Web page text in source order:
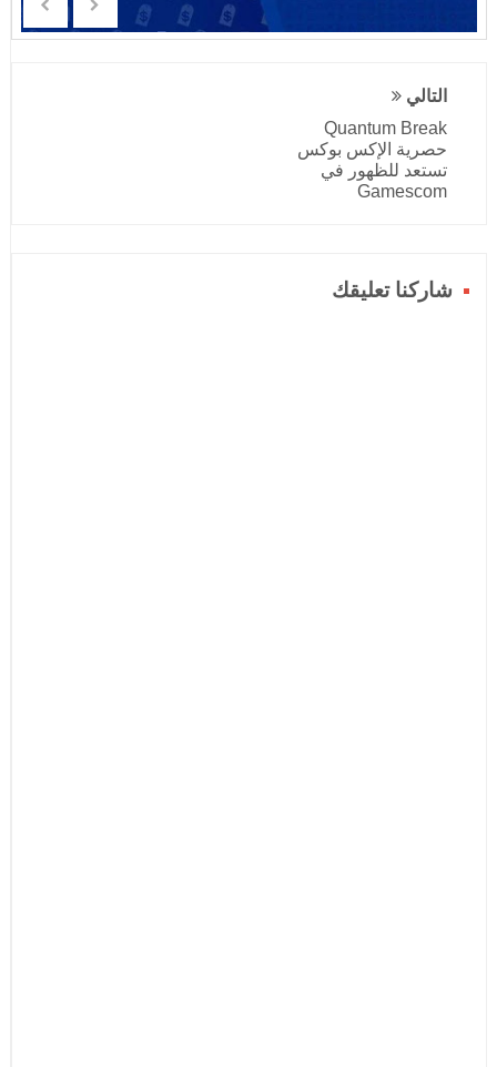
التالي
Quantum Break
حصرية الإكس بوكس
تستعد للظهور في
Gamescom
شاركنا تعليقك